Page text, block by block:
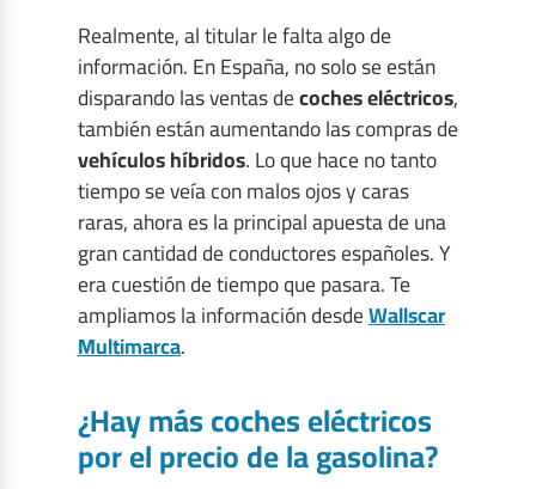
Realmente, al titular le falta algo de
información. En España, no solo se están
disparando las ventas decoches eléctricos,
también están aumentando las compras de
vehículos híbridos. Lo que hace no tanto
tiempo se veía con malos ojos y caras
raras, ahora es la principal apuesta de una
gran cantidad de conductores españoles. Y
era cuestión de tiempo que pasara. Te
ampliamos la información desdeWallscar
Multimarca.
¿Hay más coches eléctricos
por el precio de la gasolina?